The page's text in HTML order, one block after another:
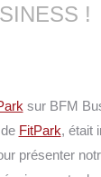
!
sur BFM
FitPark, était
présenter